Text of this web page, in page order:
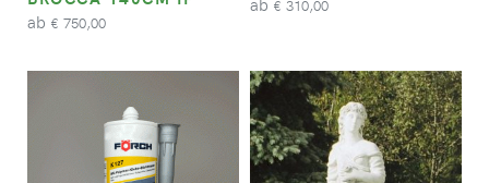
ab € 750,00
ab € 310,00